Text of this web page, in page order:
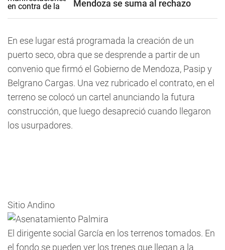
Mendoza se suma al rechazo
En ese lugar está programada la creación de un
puerto seco, obra que se desprende a partir de un
convenio que firmó el Gobierno de Mendoza, Pasip y
Belgrano Cargas. Una vez rubricado el contrato, en el
terreno se colocó un cartel anunciando la futura
construcción, que luego desapreció cuando llegaron
los usurpadores.
Sitio Andino
El dirigente social García en los terrenos tomados. En
el fondo se pueden ver los trenes que llegan a la